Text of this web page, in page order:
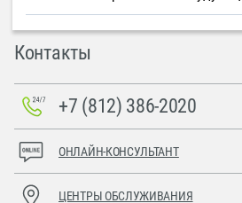
Контакты
+7 (812) 386-2020
ОНЛАЙН-КОНСУЛЬТАНТ
ЦЕНТРЫ ОБСЛУЖИВАНИЯ